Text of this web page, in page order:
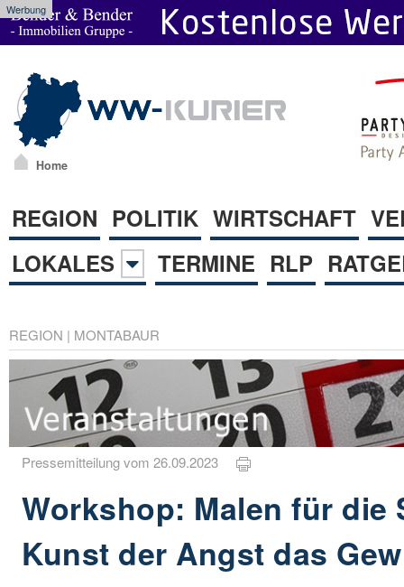
Werbung
Home
REGION POLITIK WIRTSCHAFT
LOKALES
TERMINE RLP
REGION | MONTABAUR
Pressemitteilung vom 26.09.2023
Workshop: Malen für die
Kunst der Angst das